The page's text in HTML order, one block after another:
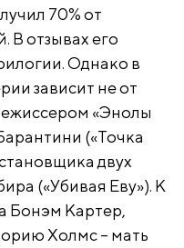
70% от
В отзывах его
Однако в
зависит не от
«Энолы
(«Точка
двух
(«Убивая Еву»). К
Бонэм Картер,
Холмс – мать